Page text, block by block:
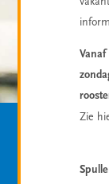
Zie
Aqua-